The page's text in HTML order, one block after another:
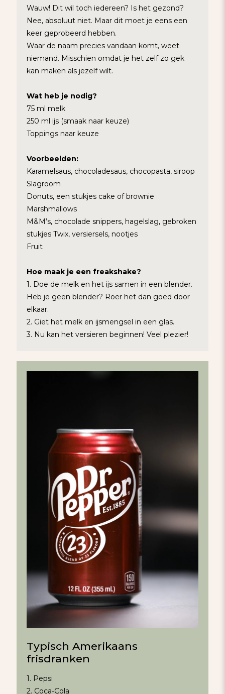
Wauw! Dit wil toch iedereen? Is het gezond?
Nee, absoluut niet. Maar dit moet je eens een
keer geprobeerd hebben.
Waar de naam precies vandaan komt, weet
niemand. Misschien omdat je het zelf zo gek
kan maken als jezelf wilt.
Wat heb je nodig?
75 ml melk
250 ml ijs (smaak naar keuze)
Toppings naar keuze
Voorbeelden:
Karamelsaus, chocoladesaus, chocopasta, siroop
Slagroom
Donuts, een stukjes cake of brownie
Marshmallows
M&M’s, chocolade snippers, hagelslag, gebroken
stukjes Twix, versiersels, nootjes
Fruit
Hoe maak je een freakshake?
1. Doe de melk en het ijs samen in een blender.
Heb je geen blender? Roer het dan goed door
elkaar.
2. Giet het melk en ijsmengsel in een glas.
3. Nu kan het versieren beginnen! Veel plezier!
Typisch Amerikaans
frisdranken
1. Pepsi
2. Coca-Cola